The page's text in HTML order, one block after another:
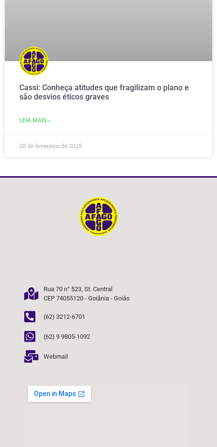
Cassi: Conheça atitudes que fragilizam o plano e
são desvios éticos graves
LEIA MAIS »
28 de fevereiro de 2025
Rua 70 n° 523, St. Central
CEP 74055120 - Goiânia - Goiás
(62) 3212-6701
(62) 9 9805-1092
Webmail